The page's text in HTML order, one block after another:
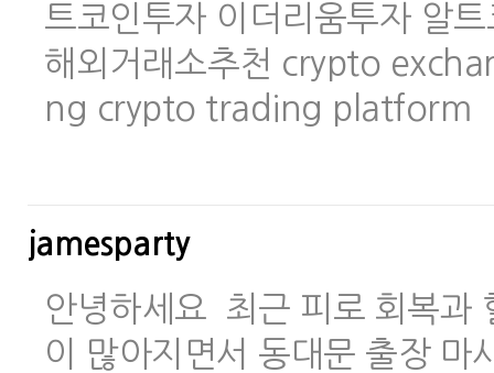
트코인투자 이더리움투자 알
해외거래소추천 crypto
ng crypto trading platform
jamesparty
안녕하세요 최근 피로 회복과
이 많아지면서 동대문 출장 마